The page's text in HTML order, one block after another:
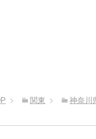
関東 神奈川